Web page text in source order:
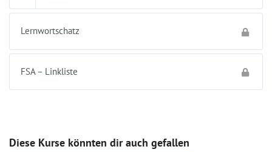
Lernwortschatz
FSA – Linkliste
Diese Kurse könnten dir auch gefallen